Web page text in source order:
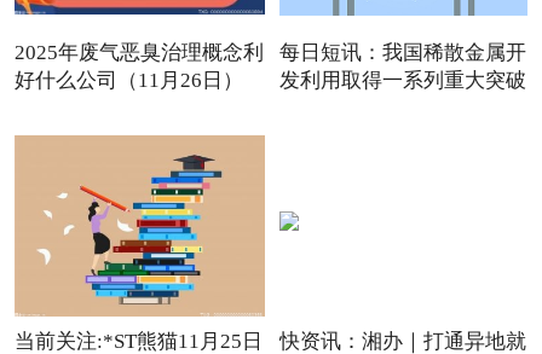
2025年废气恶臭治理概念利
好什么公司（11月26日）
每日短讯：我国稀散金属开
发利用取得一系列重大突破
当前关注:*ST熊猫11月25日
快资讯：湘办｜打通异地就